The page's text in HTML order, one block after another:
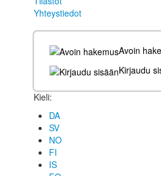
Yhteystiedot
Avoin
Kirjaudu
Kieli:
DA
SV
NO
FI
IS